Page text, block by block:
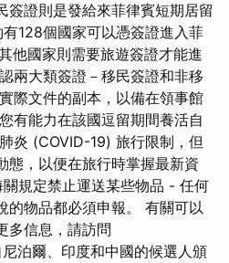
簽證則是發給來菲律賓短期居留
有128個國家可以憑簽證進入菲
他國家則需要旅遊簽證才能進
兩大類簽證－移民簽證和非移
際文件的副本，以備在領事館
有能力在該國逗留期間養活自
炎 (COVID-19) 旅行限制，但
態，以便在旅行時掌握最新資
規定禁止運送某些物品 - 任何
的物品都必須申報。 有關可以
多信息，請訪問
泊爾、印度和中國的候選人頒